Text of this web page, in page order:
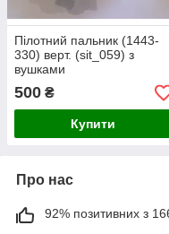
Пілотний пальник (1443-
330) верт. (sit_059) з
вушками
500 ₴
Купити
Про нас
92% позитивних з 166